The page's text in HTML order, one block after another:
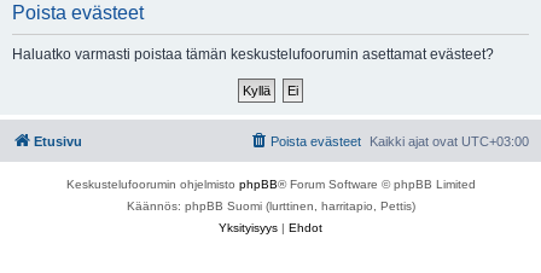
Poista evästeet
Haluatko varmasti poistaa tämän keskustelufoorumin asettamat evästeet?
Etusivu Kaikki ajat ovat UTC+03:00
Poista evästeet
Keskustelufoorumin ohjelmisto phpBB® Forum Software © phpBB Limited
Käännös: phpBB Suomi (lurttinen, harritapio, Pettis)
Yksityisyys | Ehdot